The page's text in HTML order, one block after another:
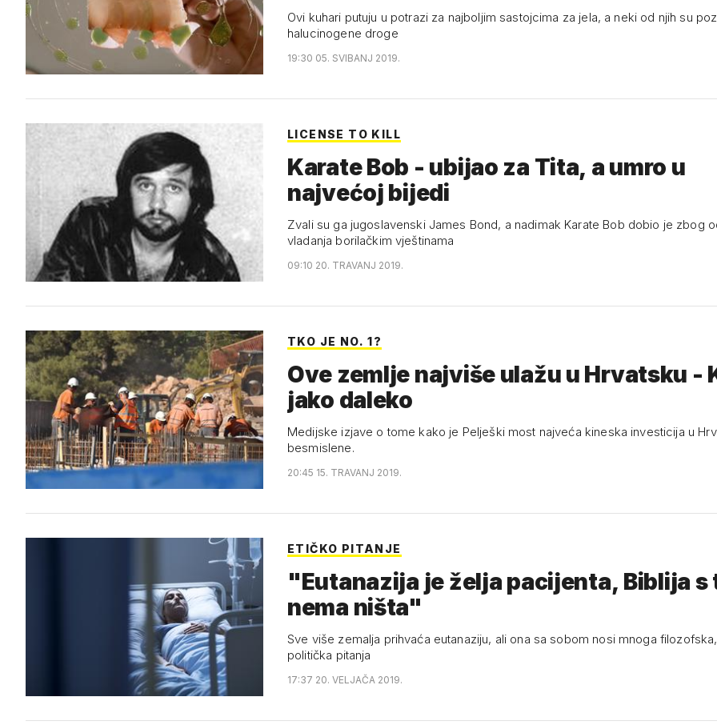
Ovi kuhari putuju u potrazi za najboljim sastojcima za jela, a neki od njih su
halucinogene droge
19:30 05. SVIBANJ 2019.
LICENSE TO KILL
Karate Bob - ubijao za Tita, a umro u
najvećoj bijedi
Zvali su ga jugoslavenski James Bond, a nadimak Karate Bob dobio je zbog
vladanja borilačkim vještinama
09:10 20. TRAVANJ 2019.
TKO JE NO. 1?
Ove zemlje najviše ulažu u Hrvatsku -
jako daleko
Medijske izjave o tome kako je Pelješki most najveća kineska investicija u
besmislene.
20:45 15. TRAVANJ 2019.
ETIČKO PITANJE
"Eutanazija je želja pacijenta, Biblija s
nema ništa"
Sve više zemalja prihvaća eutanaziju, ali ona sa sobom nosi mnoga
politička pitanja
17:37 20. VELJAČA 2019.